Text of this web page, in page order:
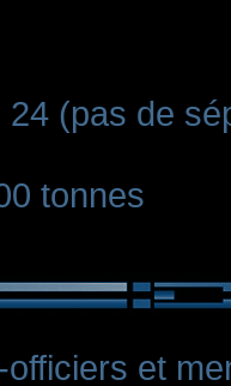
(pas de
tonnes
et